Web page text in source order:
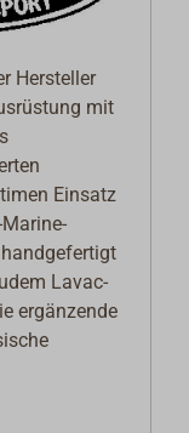
Hersteller
mit
Einsatz
Lavac-
ergänzende